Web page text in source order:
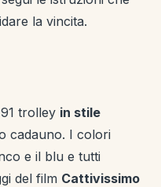
la vincita.
trolley in stile
cadauno. I colori
e il blu e tutti
del film Cattivissimo